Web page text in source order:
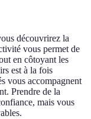
découvrirez la
vous permet de
en côtoyant les
est à la fois
vous accompagnent
Prendre de la
mais vous